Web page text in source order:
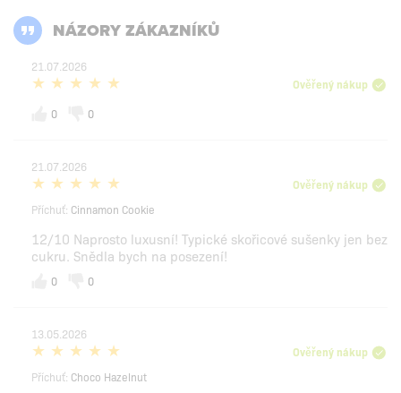
NÁZORY ZÁKAZNÍKŮ
21.07.2026
Ověřený nákup
0
0
21.07.2026
Ověřený nákup
Příchuť: Cinnamon Cookie
12/10 Naprosto luxusní! Typické skořicové sušenky jen bez
cukru. Snědla bych na posezení!
0 0
13.05.2026
Ověřený nákup
Příchuť: Choco Hazelnut